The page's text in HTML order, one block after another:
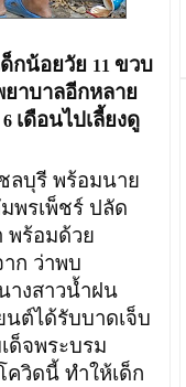
กน้อยวัย 11 ขวบ
าบาลอีกหลาย
6 เดือนไปเลี้ยงดู
ลบุรี พร้อมนาย
พรเพ็ชร์ ปลัด
พร้อมด้วย
ก ว่าพบ
างสาวน้ำฝน
ต์ได้รับบาดเจ็บ
ด็จพระบรม
วิดนี้ ทำให้เด็ก